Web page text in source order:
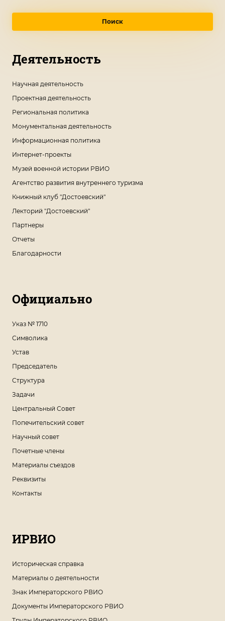
Поиск
Деятельность
Научная деятельность
Проектная деятельность
Региональная политика
Монументальная деятельность
Информационная политика
Интернет-проекты
Музей военной истории РВИО
Агентство развития внутреннего туризма
Книжный клуб "Достоевский"
Лекторий "Достоевский"
Партнеры
Отчеты
Благодарности
Официально
Указ № 1710
Символика
Устав
Председатель
Структура
Задачи
Центральный Совет
Попечительский совет
Научный совет
Почетные члены
Материалы съездов
Реквизиты
Контакты
ИРВИО
Историческая справка
Материалы о деятельности
Знак Императорского РВИО
Документы Императорского РВИО